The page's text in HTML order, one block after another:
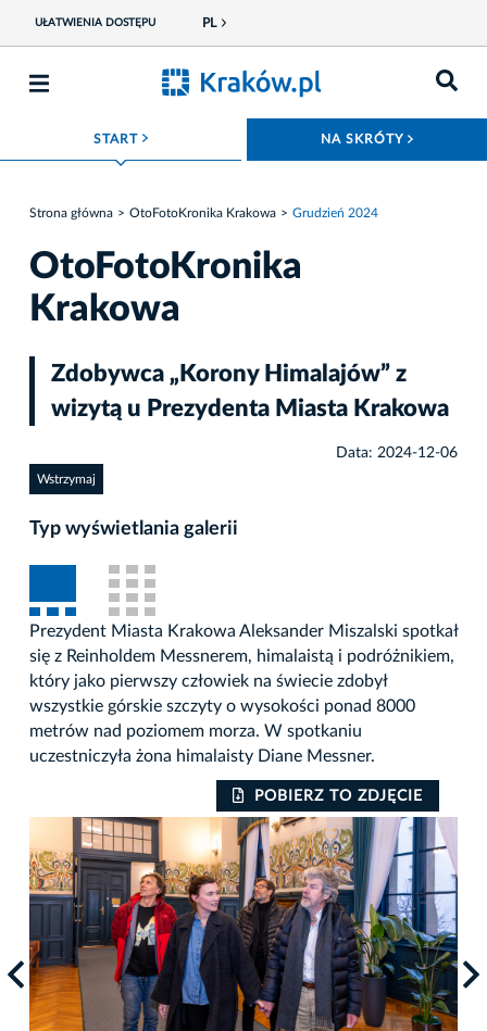
UŁATWIENIA DOSTĘPU PL
START ROZWIŃ MENU NA SKRÓTY
Strona główna OtoFotoKronika Krakowa Grudzień 2024
OtoFotoKronika
Krakowa
Zdobywca „Korony Himalajów” z
wizytą u Prezydenta Miasta Krakowa
Data: 2024-12-06
Wstrzymaj
Typ wyświetlania galerii
Prezydent Miasta Krakowa Aleksander Miszalski spotkał
się z Reinholdem Messnerem, himalaistą i podróżnikiem,
który jako pierwszy człowiek na świecie zdobył
wszystkie górskie szczyty o wysokości ponad 8000
metrów nad poziomem morza. W spotkaniu
uczestniczyła żona himalaisty Diane Messner.
POBIERZ TO ZDJĘCIE